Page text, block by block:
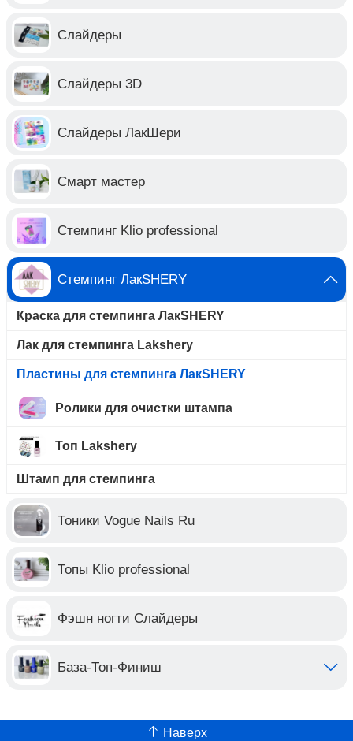
Слайдеры
Слайдеры 3D
Слайдеры ЛакШери
Смарт мастер
Стемпинг Klio professional
Стемпинг ЛакSHERY
Краска для стемпинга ЛакSHERY
Лак для стемпинга Lakshery
Пластины для стемпинга ЛакSHERY
Ролики для очистки штампа
Топ Lakshery
Штамп для стемпинга
Тоники Vogue Nails Ru
Топы Klio professional
Фэшн ногти Слайдеры
База-Топ-Финиш
Наверх